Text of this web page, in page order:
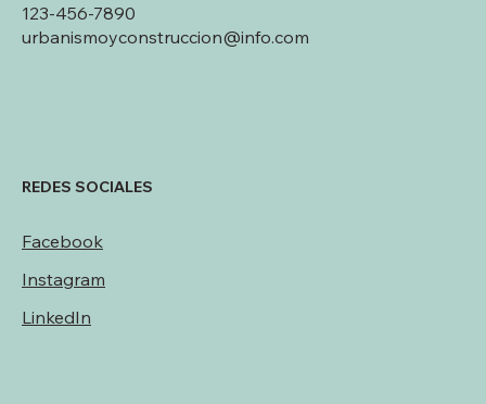
123-456-7890
urbanismoyconstruccion@info.com
REDES SOCIALES
Facebook
Instagram
LinkedIn